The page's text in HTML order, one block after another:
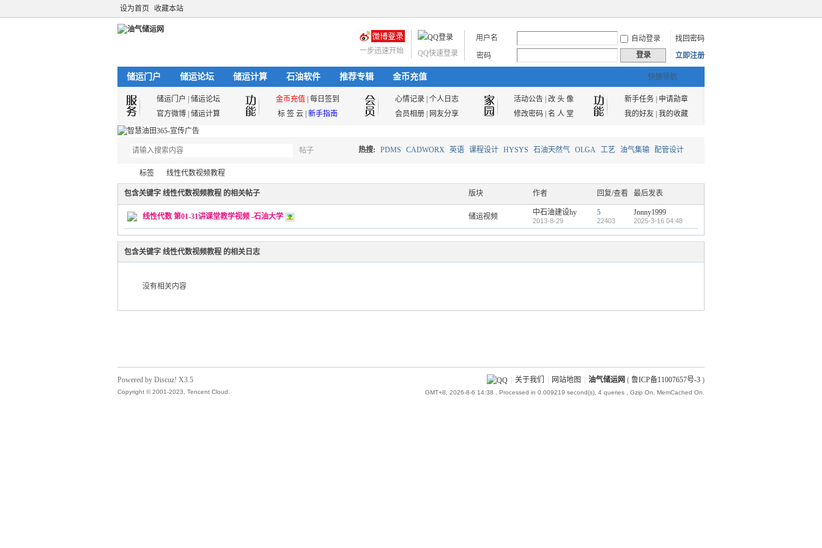
设为首页 收藏本站
用户名 自动登录
找回密码
密码
登录 立即注册
QQ快速登录
一步迅速开始
快捷导航
储运门户 储运论坛 储运计算 石油软件 推荐专辑 金币充值
储运门户 储运论坛 金币充值 每日签到 心情记录 个人日志 活动公告| 改 头 像 新手任务|
申请勋章
官方微博 储运计算 标 签 云 新手指南 会员相册 网友分享 修改密码| 名 人 堂 我的好友| 我的收藏
帖子 热搜: PDMS CADWORX 英语 课程设计 HYSYS 石油天然气 OLGA 工艺 油气集输 配管设计
标签 线性代数视频教程
包含关键字 线性代数视频教程 的相关帖子 版块 作者 回复/查看 最后发表
线性代数 第01-31讲课堂教学视频 -石油大学 储运视频 中石油建设hy
2013-8-29
5
22403
Jonny1999
2025-3-16 04:48
包含关键字 线性代数视频教程 的相关日志
没有相关内容
关于我们 网站地图 油气储运网 ( 鲁ICP备11007657号-3 )
GMT+8, 2026-8-6 14:38 , Processed in 0.009219 second(s), 4 queries , Gzip On, MemCached On.
Powered by Discuz! X3.5
Copyright © 2001-2023, Tencent Cloud.